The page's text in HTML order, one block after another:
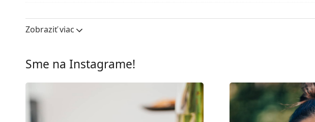
Veľkosť:
Dĺžka stranice:
Hmotnosť:
Nie
Zobraziť viac
Sme na Instagrame!